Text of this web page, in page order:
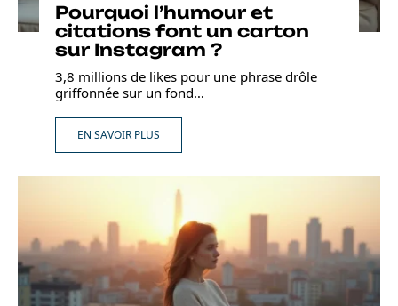
Pourquoi l’humour et
citations font un carton
sur Instagram ?
3,8 millions de likes pour une phrase drôle
griffonnée sur un fond…
EN SAVOIR PLUS